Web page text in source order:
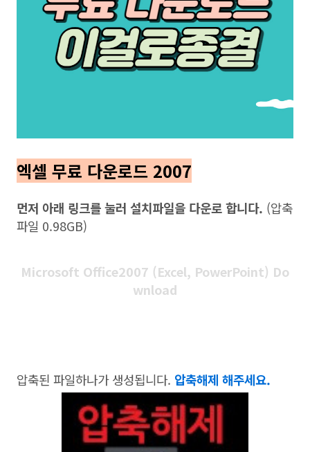
엑셀 무료 다운로드 2007
먼저 아래 링크를 눌러 설치파일을 다운로 합니다. (압축
파일 0.98GB)
Microsoft Office2007 (Excel, PowerPoint) Do
wnload
압축된 파일하나가 생성됩니다. 압축해제 해주세요.